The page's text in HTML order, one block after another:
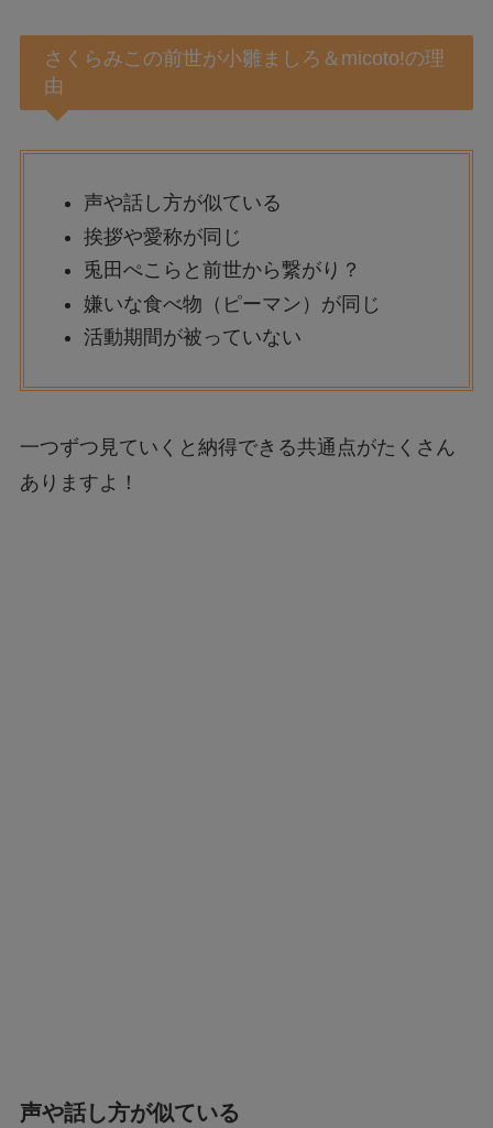
さくらみこの前世が小雛ましろ＆micoto!の理
由
声や話し方が似ている
挨拶や愛称が同じ
兎田ぺこらと前世から繋がり？
嫌いな食べ物（ピーマン）が同じ
活動期間が被っていない
一つずつ見ていくと納得できる共通点がたくさん
ありますよ！
声や話し方が似ている